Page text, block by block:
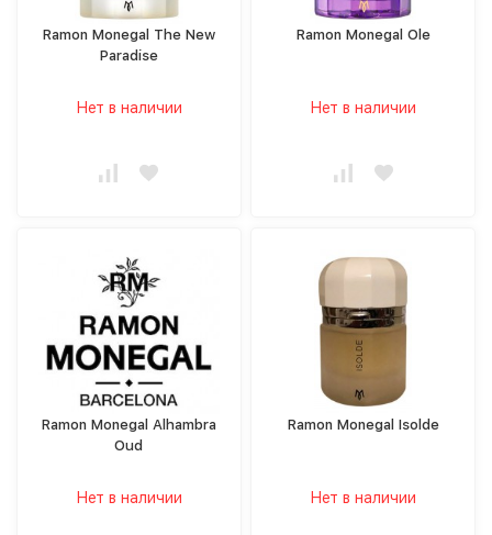
Ramon Monegal The New
Paradise
Нет в наличии
Ramon Monegal Ole
Нет в наличии
Ramon Monegal Alhambra
Oud
Нет в наличии
Ramon Monegal Isolde
Нет в наличии